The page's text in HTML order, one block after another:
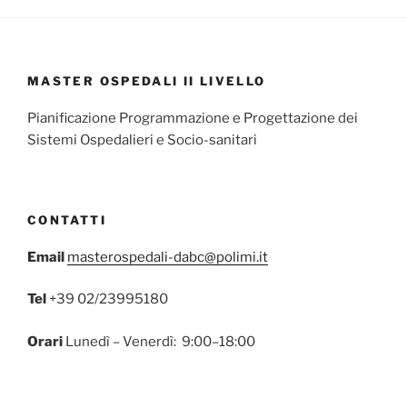
MASTER OSPEDALI II LIVELLO
Pianificazione Programmazione e Progettazione dei
Sistemi Ospedalieri e Socio-sanitari
CONTATTI
Email masterospedali-dabc@polimi.it
Tel +39 02/23995180
Orari Lunedì – Venerdì: 9:00–18:00